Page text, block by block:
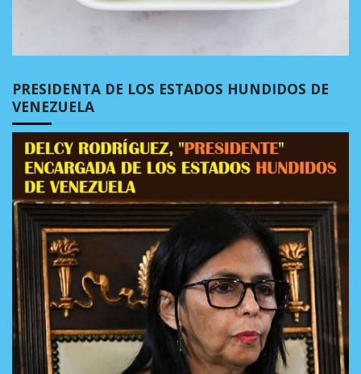
PRESIDENTA DE LOS ESTADOS HUNDIDOS DE
VENEZUELA